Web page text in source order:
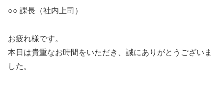
○○ 課長（社内上司）
お疲れ様です。
本日は貴重なお時間をいただき、誠にありがとうございま
した。